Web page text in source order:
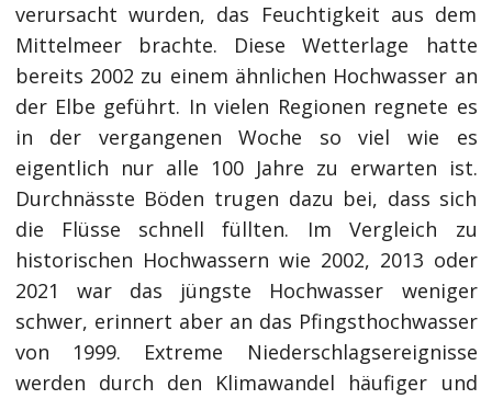
verursacht wurden, das Feuchtigkeit aus dem
Mittelmeer brachte. Diese Wetterlage hatte
bereits 2002 zu einem ähnlichen Hochwasser an
der Elbe geführt. In vielen Regionen regnete es
in der vergangenen Woche so viel wie es
eigentlich nur alle 100 Jahre zu erwarten ist.
Durchnässte Böden trugen dazu bei, dass sich
die Flüsse schnell füllten. Im Vergleich zu
historischen Hochwassern wie 2002, 2013 oder
2021 war das jüngste Hochwasser weniger
schwer, erinnert aber an das Pfingsthochwasser
von 1999. Extreme Niederschlagsereignisse
werden durch den Klimawandel häufiger und